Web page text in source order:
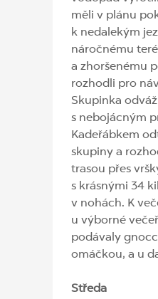
měli v plánu
k nedalekým
náročnému
a zhoršenému
rozhodli pro
Skupinka
s nebojácným
Kadeřábkem
skupiny a
trasou přes
s krásnými 34
v nohách. K
u výborné
podávaly
omáčkou, a u
Středa